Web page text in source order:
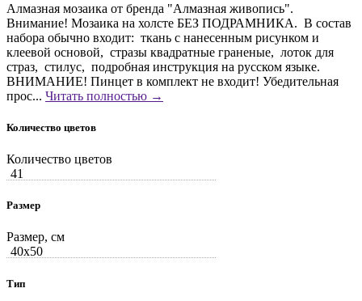
Алмазная мозаика от бренда "Алмазная живопись".
Внимание! Мозаика на холсте БЕЗ ПОДРАМНИКА. В состав
набора обычно входит: ткань с нанесенным рисунком и
клеевой основой, стразы квадратные граненые, лоток для
страз, стилус, подробная инструкция на русском языке.
ВНИМАНИЕ! Пинцет в комплект не входит! Убедительная
прос... Читать полностью →
Количество цветов
Количество цветов
41
Размер
Размер, см
40x50
Тип